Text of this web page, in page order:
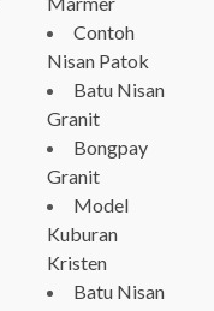
Contoh
Nisan Patok
Batu Nisan
Granit
Bongpay
Granit
Model
Kuburan
Kristen
Batu Nisan